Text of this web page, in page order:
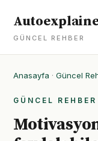
GÜNCEL REHBER
Anasayfa · Güncel
GÜNCEL REHBER